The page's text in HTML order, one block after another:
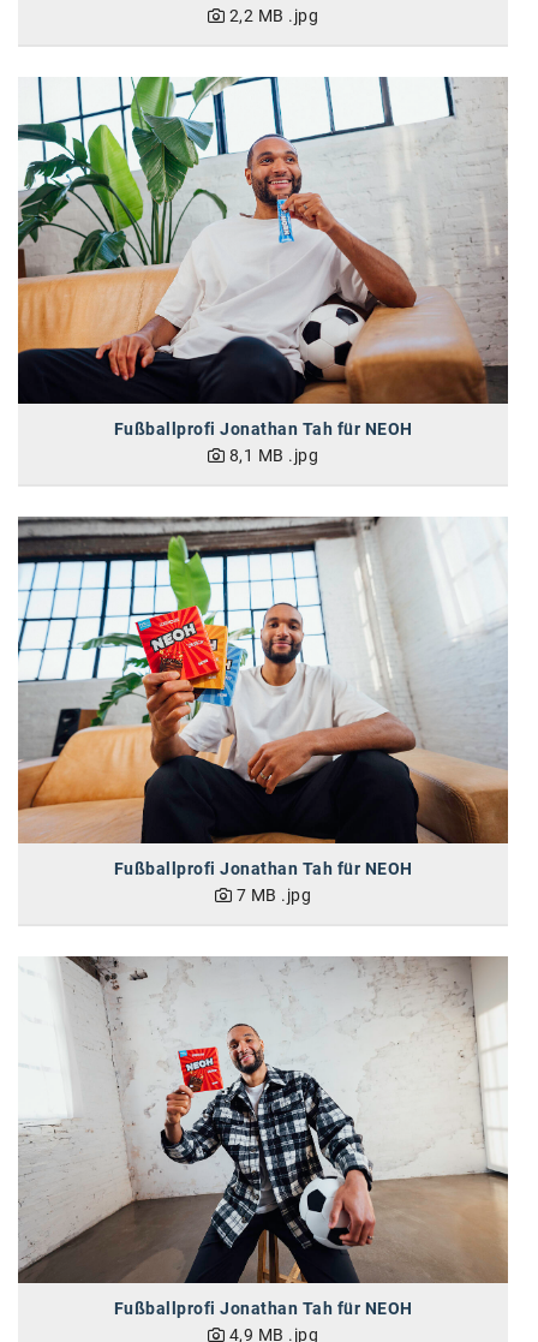
NEOH
Nespresso
Neudoerfler
OBI
Oral-B
PAYBACK
Planted
PwC
Schiefer Rechtsanwälte
Security KAG
smart
Smile Österreich
Strategie Austria
Strategy&
SW Umwelttechnik
TheVentury
VELUX
WALTER GROUP
WEB Windenergie AG
WEconomy - Diversity works!
Calle Libre
ÖZSV
2,2 MB .jpg
Fußballprofi Jonathan Tah für NEOH
8,1 MB .jpg
Fußballprofi Jonathan Tah für NEOH
7 MB .jpg
Fußballprofi Jonathan Tah für NEOH
4,9 MB .jpg